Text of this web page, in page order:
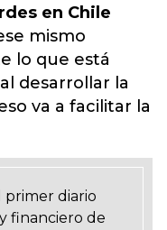
en Chile
mismo
lo que está
desarrollar la
va a facilitar la
primer diario
financiero de